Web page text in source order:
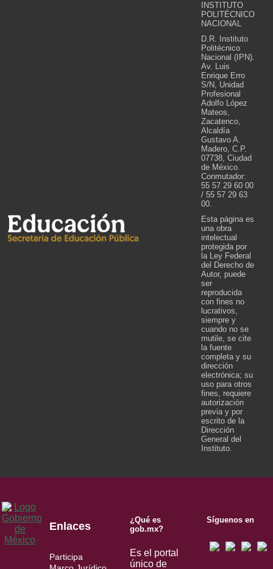
INSTITUTO
POLITÉCNICO
NACIONAL
D.R. Instituto
Politécnico
Nacional (IPN).
Av. Luis
Enrique Erro
S/N, Unidad
Profesional
Adolfo López
Mateos,
Zacatenco,
Alcaldía
Gustavo A.
Madero, C.P.
07738, Ciudad
de México.
Conmutador:
55 57 29 60 00
/ 55 57 29 63
00.
Esta página es
una obra
intelectual
protegida por
la Ley Federal
del Derecho de
Autor, puede
ser
reproducida
con fines no
lucrativos,
siempre y
cuando no se
mutile, se cite
la fuente
completa y su
dirección
electrónica; su
uso para otros
fines, requiere
autorización
previa y por
escrito de la
Dirección
General del
Instituto.
Enlaces
Participa
¿Qué es
gob.mx?
Es el portal
único de
Síguenos en